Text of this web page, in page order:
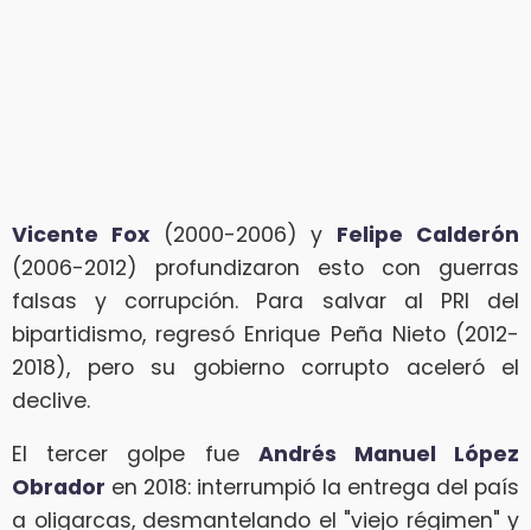
Vicente Fox(2000-2006) y Felipe Calderón
(2006-2012) profundizaron esto con guerras
falsas y corrupción. Para salvar al PRI del
bipartidismo, regresó Enrique Peña Nieto (2012-
2018), pero su gobierno corrupto aceleró el
declive.
El tercer golpe fue Andrés Manuel López
Obrador en 2018: interrumpió la entrega del país
a oligarcas, desmantelando el "viejo régimen" y